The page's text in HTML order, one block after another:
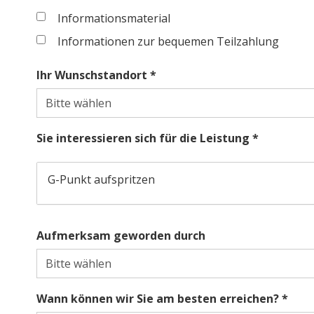
Informationsmaterial
Informationen zur bequemen Teilzahlung
Ihr Wunschstandort *
Sie interessieren sich für die Leistung *
G-Punkt aufspritzen
Aufmerksam geworden durch
Wann können wir Sie am besten erreichen? *